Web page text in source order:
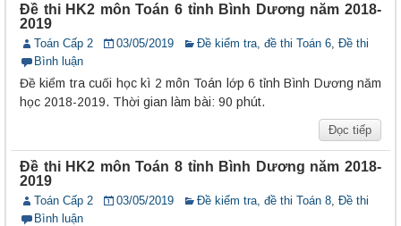
Đề thi HK2 môn Toán 6 tỉnh Bình Dương năm 2018-
2019
Toán Cấp 2 03/05/2019 Đề kiểm tra, đề thi Toán 6 Đề thi
Bình luận
Đề kiểm tra cuối học kì 2 môn Toán lớp 6 tỉnh Bình Dương năm
học 2018-2019. Thời gian làm bài: 90 phút.
Đọc tiếp
Đề thi HK2 môn Toán 8 tỉnh Bình Dương năm 2018-
2019
Toán Cấp 2 03/05/2019 Đề kiểm tra, đề thi Toán 8 Đề thi
Bình luận